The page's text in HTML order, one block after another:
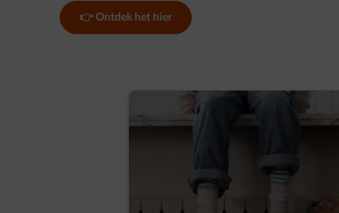
👉 Ontdek het hier